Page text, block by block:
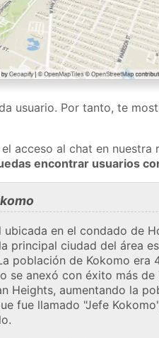
usuario. Por tanto, te
acceso al chat en nuestra
encontrar usuarios
ubicada en el condado de
principal ciudad del área
población de Kokomo era
se anexó con éxito más
Heights, aumentando la
fue llamado "Jefe